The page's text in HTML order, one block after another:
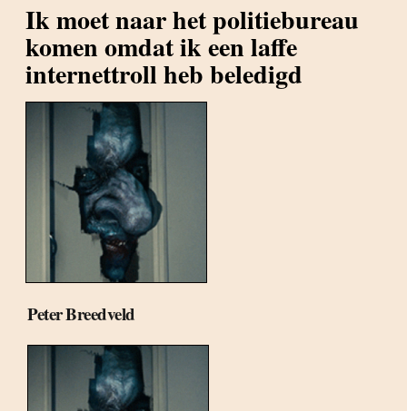
Ik moet naar het politiebureau
komen omdat ik een laffe
internettroll heb beledigd
Peter Breedveld